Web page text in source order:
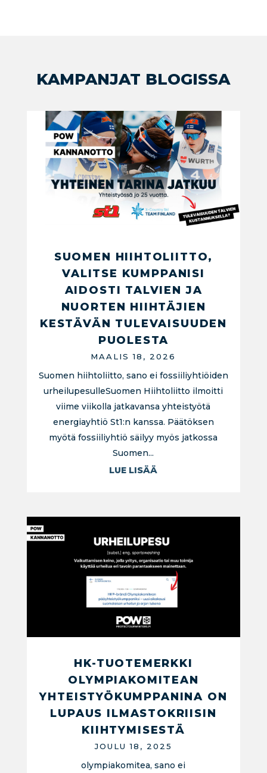
KAMPANJAT BLOGISSA
SUOMEN HIIHTOLIITTO,
VALITSE KUMPPANISI
AIDOSTI TALVIEN JA
NUORTEN HIIHTÄJIEN
KESTÄVÄN TULEVAISUUDEN
PUOLESTA
MAALIS 18, 2026
Suomen hiihtoliitto, sano ei fossiiliyhtiöiden
urheilupesulleSuomen Hiihtoliitto ilmoitti
viime viikolla jatkavansa yhteistyötä
energiayhtiö St1:n kanssa. Päätöksen
myötä fossiiliyhtiö säilyy myös jatkossa
Suomen...
LUE LISÄÄ
HK-TUOTEMERKKI
OLYMPIAKOMITEAN
YHTEISTYÖKUMPPANINA ON
LUPAUS ILMASTOKRIISIN
KIIHTYMISESTÄ
JOULU 18, 2025
olympiakomitea, sano ei